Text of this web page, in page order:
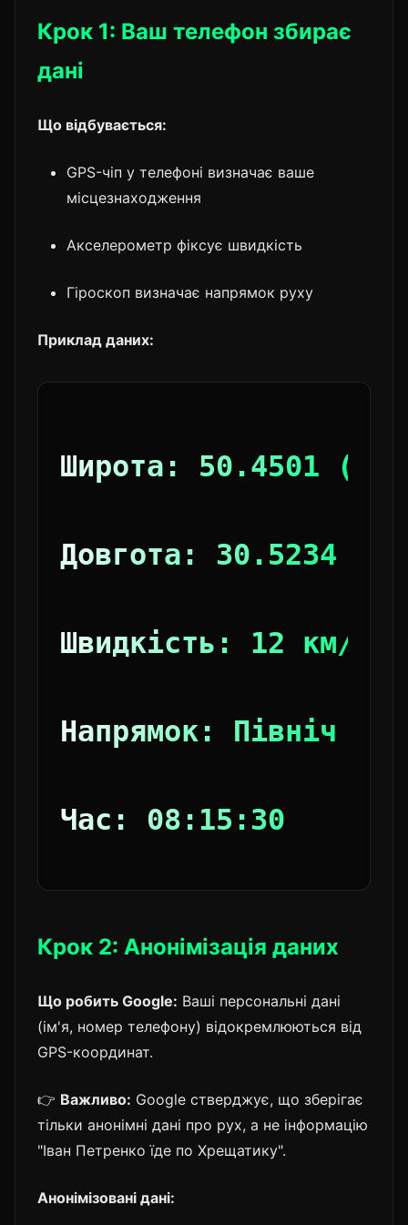
Крок 1: Ваш телефон збирає
дані
Що відбувається:
GPS-чіп у телефоні визначає ваше
місцезнаходження
Акселерометр фіксує швидкість
Гіроскоп визначає напрямок руху
Приклад даних:
Широта: 50.4501
Довгота: 30.5234
Швидкість: 12 км/год
Напрямок: Північ
Час: 08:15:30
Крок 2: Анонімізація даних
Що робить Google: Ваші персональні дані
(ім'я, номер телефону) відокремлюються від
GPS-координат.
👉 Важливо: Google стверджує, що зберігає
тільки анонімні дані про рух, а не інформацію
"Іван Петренко їде по Хрещатику".
Анонімізовані дані: